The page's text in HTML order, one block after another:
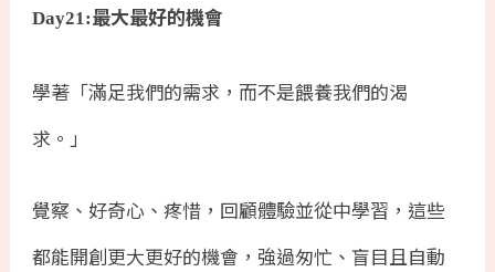
Day21:最大最好的機會
學著「滿足我們的需求，而不是餵養我們的渴
求。」
覺察、好奇心、疼惜，回顧體驗並從中學習，這些
都能開創更大更好的機會，強過匆忙、盲目且自動